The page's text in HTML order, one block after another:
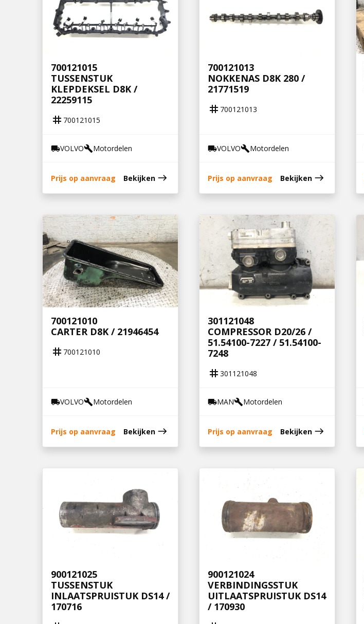
700121015
TUSSENSTUK
KLEPDEKSEL D8K /
22259115
tag 700121015
local_shippingVOLVObuildMotordelen
Prijs op aanvraag Bekijken east
700121013
NOKKENAS D8K 280 /
21771519
tag 700121013
local_shippingVOLVObuildMotordelen
Prijs op aanvraag Bekijken east
700121010
CARTER D8K / 21946454
tag 700121010
local_shippingVOLVObuildMotordelen
Prijs op aanvraag Bekijken east
301121048
COMPRESSOR D20/26 /
51.54100-7227 / 51.54100-
7248
tag 301121048
local_shippingMANbuildMotordelen
Prijs op aanvraag Bekijken east
900121025
TUSSENSTUK
INLAATSPRUISTUK DS14 /
170716
900121024
VERBINDINGSSTUK
UITLAATSPRUISTUK DS14
/ 170930